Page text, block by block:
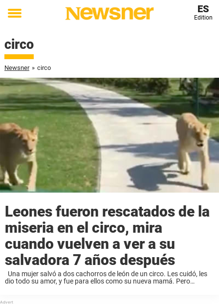
Toggle
ES
Edition
circo
Newsner » circo
Leones fueron rescatados de la
miseria en el circo, mira
cuando vuelven a ver a su
salvadora 7 años después
Una mujer salvó a dos cachorros de león de un circo. Les cuidó, les
dio todo su amor, y fue para ellos como su nueva mamá. Pero